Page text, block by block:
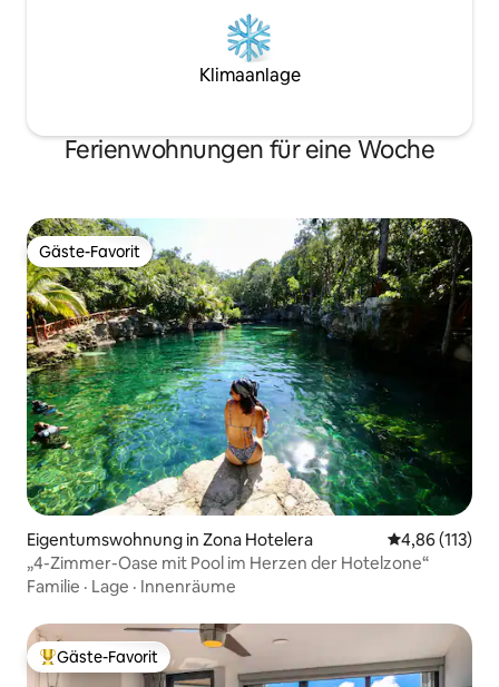
Klimaanlage
Ferienwohnungen für eine Woche
Gäste-Favorit
Gäste-Favorit
Eigentumswohnung in Zona Hotelera
4,86 (113)
„4-Zimmer-Oase mit Pool im Herzen der Hotelzone“
Familie · Lage · Innenräume
Beliebter Gäste-Favorit.
Gäste-Favorit